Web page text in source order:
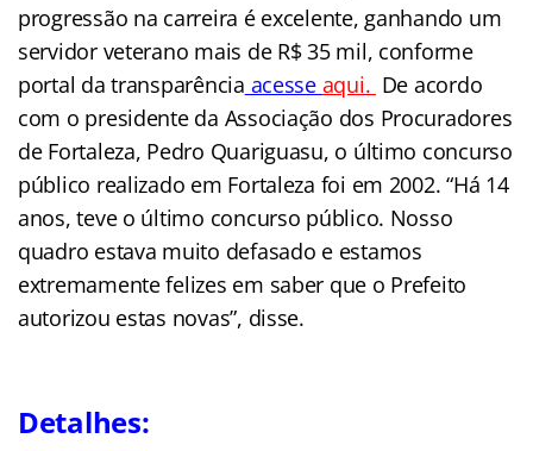
progressão na carreira é excelente, ganhando um
servidor veterano mais de R$ 35 mil, conforme
portal da transparência acesse aqui. De acordo
com o presidente da Associação dos Procuradores
de Fortaleza, Pedro Quariguasu, o último concurso
público realizado em Fortaleza foi em 2002. “Há 14
anos, teve o último concurso público. Nosso
quadro estava muito defasado e estamos
extremamente felizes em saber que o Prefeito
autorizou estas novas”, disse.
Detalhes: